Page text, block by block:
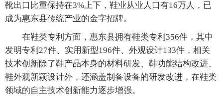
靴出口比重保持在3%上下，鞋业从业人口有16万人，已
成为惠东县传统产业的金字招牌。
在鞋类专利方面，惠东县拥有鞋类专利356件，其中
发明专利27件、实用新型196件、外观设计133件，相关
技术创新除了鞋产品本身的材料研发、鞋功能结构改进、
鞋外观新颖设计外，还涵盖制备设备的研发改进，在鞋类
领域的自主技术创新能力逐步增强。